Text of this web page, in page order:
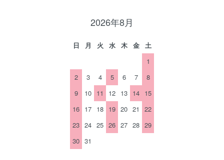
2026年8月
日 月 火 水 木 金
土
1
2
3 4 5 6 7
8
9
10 11 12 13 14 15
16 17 18 19 20 21
22
23 24 25 26 27 28 29
30 31